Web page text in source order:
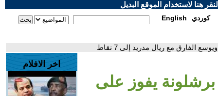
هنا لاستخدام الموقع البديل
English كوردي
الفارق مع ريال مدريد إلى 7 نقاط
برشلونة يفوز على
اخر الافلام